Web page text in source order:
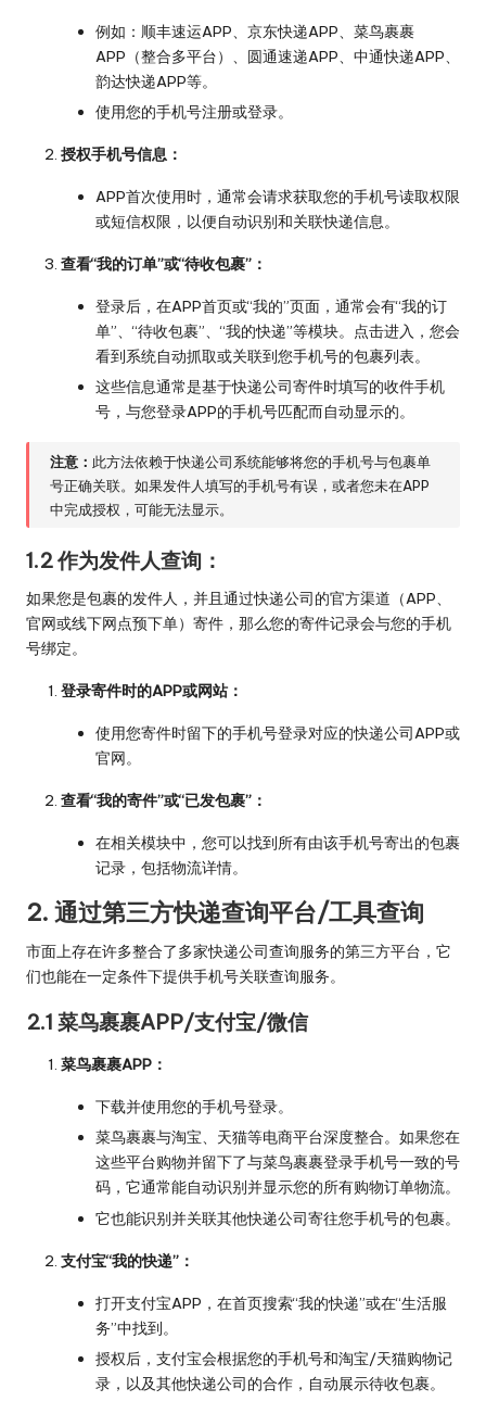
例如：顺丰速运APP、京东快递APP、菜鸟裹裹
APP（整合多平台）、圆通速递APP、中通快递APP、
韵达快递APP等。
使用您的手机号注册或登录。
授权手机号信息：
APP首次使用时，通常会请求获取您的手机号读取权限
或短信权限，以便自动识别和关联快递信息。
查看“我的订单”或“待收包裹”：
登录后，在APP首页或“我的”页面，通常会有“我的订
单”、“待收包裹”、“我的快递”等模块。点击进入，您会
看到系统自动抓取或关联到您手机号的包裹列表。
这些信息通常是基于快递公司寄件时填写的收件手机
号，与您登录APP的手机号匹配而自动显示的。
注意： 此方法依赖于快递公司系统能够将您的手机号与包裹单
号正确关联。如果发件人填写的手机号有误，或者您未在APP
中完成授权，可能无法显示。
1.2 作为发件人查询：
如果您是包裹的发件人，并且通过快递公司的官方渠道（APP、
官网或线下网点预下单）寄件，那么您的寄件记录会与您的手机
号绑定。
登录寄件时的APP或网站：
使用您寄件时留下的手机号登录对应的快递公司APP或
官网。
查看“我的寄件”或“已发包裹”：
在相关模块中，您可以找到所有由该手机号寄出的包裹
记录，包括物流详情。
2. 通过第三方快递查询平台/工具查询
市面上存在许多整合了多家快递公司查询服务的第三方平台，它
们也能在一定条件下提供手机号关联查询服务。
2.1 菜鸟裹裹APP/支付宝/微信
菜鸟裹裹APP：
下载并使用您的手机号登录。
菜鸟裹裹与淘宝、天猫等电商平台深度整合。如果您在
这些平台购物并留下了与菜鸟裹裹登录手机号一致的号
码，它通常能自动识别并显示您的所有购物订单物流。
它也能识别并关联其他快递公司寄往您手机号的包裹。
支付宝“我的快递”：
打开支付宝APP，在首页搜索“我的快递”或在“生活服
务”中找到。
授权后，支付宝会根据您的手机号和淘宝/天猫购物记
录，以及其他快递公司的合作，自动展示待收包裹。